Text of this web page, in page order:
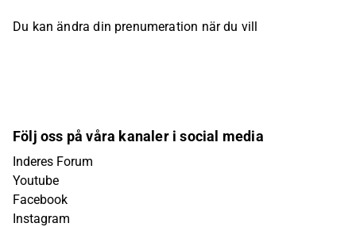
Du kan ändra din prenumeration när du vill
Följ oss på våra kanaler i social media
Inderes Forum
Youtube
Facebook
Instagram